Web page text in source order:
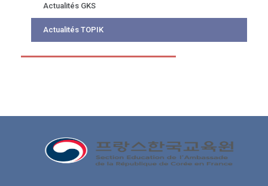
Actualités GKS
Actualités TOPIK